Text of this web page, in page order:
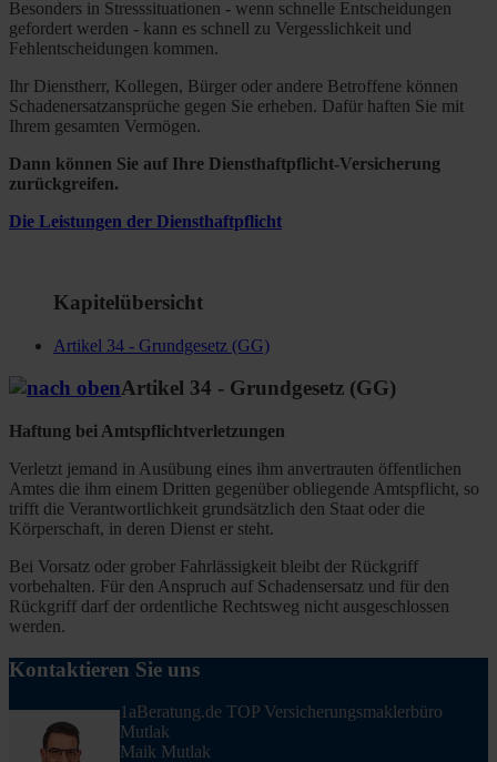
Besonders in Stresssituationen - wenn schnelle Entscheidungen
gefordert werden - kann es schnell zu Vergesslichkeit und
Fehlentscheidungen kommen.
Ihr Dienstherr, Kollegen, Bürger oder andere Betroffene können
Schadenersatzansprüche gegen Sie erheben. Dafür haften Sie mit
Ihrem gesamten Vermögen.
Dann können Sie auf Ihre Diensthaftpflicht-Versicherung
zurückgreifen.
Die Leistungen der Diensthaftpflicht
Kapitelübersicht
Artikel 34 - Grundgesetz (GG)
Artikel 34 - Grundgesetz (GG)
Haftung bei Amtspflichtverletzungen
Verletzt jemand in Ausübung eines ihm anvertrauten öffentlichen
Amtes die ihm einem Dritten gegenüber obliegende Amtspflicht, so
trifft die Verantwortlichkeit grundsätzlich den Staat oder die
Körperschaft, in deren Dienst er steht.
Bei Vorsatz oder grober Fahrlässigkeit bleibt der Rückgriff
vorbehalten. Für den Anspruch auf Schadensersatz und für den
Rückgriff darf der ordentliche Rechtsweg nicht ausgeschlossen
werden.
Kontaktieren Sie uns
1aBeratung.de TOP Versicherungsmaklerbüro
Mutlak
Maik Mutlak